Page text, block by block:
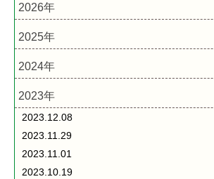
2026年
2025年
2024年
2023年
2023.12.08
2023.11.29
2023.11.01
2023.10.19